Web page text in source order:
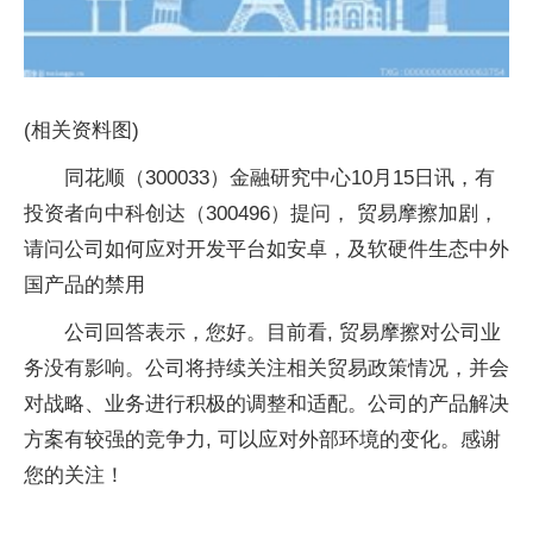
(相关资料图)
同花顺（300033）金融研究中心10月15日讯，有
投资者向中科创达（300496）提问， 贸易摩擦加剧，
请问公司如何应对开发平台如安卓，及软硬件生态中外
国产品的禁用
公司回答表示，您好。目前看, 贸易摩擦对公司业
务没有影响。公司将持续关注相关贸易政策情况，并会
对战略、业务进行积极的调整和适配。公司的产品解决
方案有较强的竞争力, 可以应对外部环境的变化。感谢
您的关注！